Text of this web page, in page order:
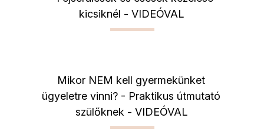
kicsiknél - VIDEÓVAL
Mikor NEM kell gyermekünket
ügyeletre vinni? - Praktikus útmutató
szülőknek - VIDEÓVAL